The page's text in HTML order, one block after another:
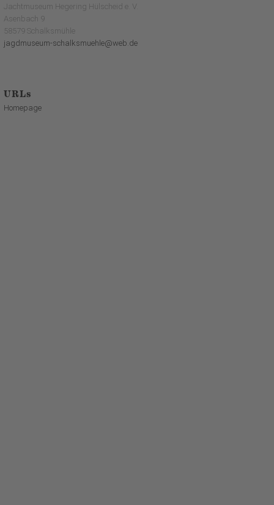
Jachtmuseum Hegering Hülscheid e. V.
Asenbach 9
58579 Schalksmühle
jagdmuseum-schalksmuehle@web.de
URLs
Homepage